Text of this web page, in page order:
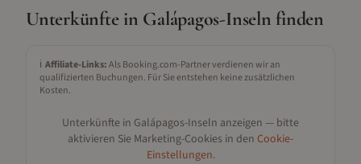
Unterkünfte in Galápagos-Inseln finden
ℹ️ Affiliate-Links:Als Booking.com-Partner verdienen wir an
qualifizierten Buchungen. Für Sie entstehen keine zusätzlichen
Kosten.
Unterkünfte in Galápagos-Inseln anzeigen — bitte
aktivieren Sie Marketing-Cookies in den Cookie-
Einstellungen.